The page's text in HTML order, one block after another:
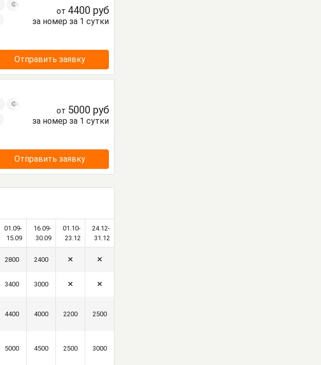
Фен
от 4400 руб
за номер за 1 сутки
Отправить заявку
Фен
от 5000 руб
за номер за 1 сутки
Отправить заявку
01.09-
15.09
16.09-
30.09
01.10-
23.12
24.12-
31.12
2800 2400
3400 3000
4400 4000 2200 2500
5000 4500 2500 3000